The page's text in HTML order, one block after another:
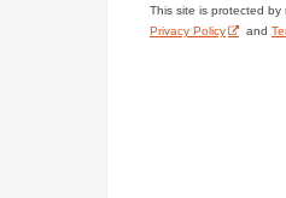
This site is protected by
Privacy Policy
and